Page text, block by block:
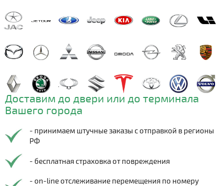
Доставим до двери или до терминала
Вашего города
- принимаем штучные заказы с отправкой в регионы
РФ
- бесплатная страховка от повреждения
- on-line отслеживание перемещения по номеру